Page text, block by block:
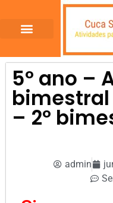
5º ano –
– 2º
admin